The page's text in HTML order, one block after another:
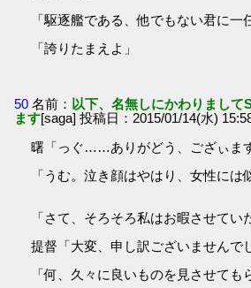
「駆逐艦である、他でもない君に一
「誇りたまえよ」
50 名前： 以下、名無しにかわりまして
ます[saga] 投稿日：2015/01/14(水)
曙「っぐ……ありがどう、ござぃま
「うむ。泣き顔はやはり、女性には
「さて、そろそろ私はお暇させてい
提督「大変、申し訳ございませんで
「何、久々に良いものを見させても